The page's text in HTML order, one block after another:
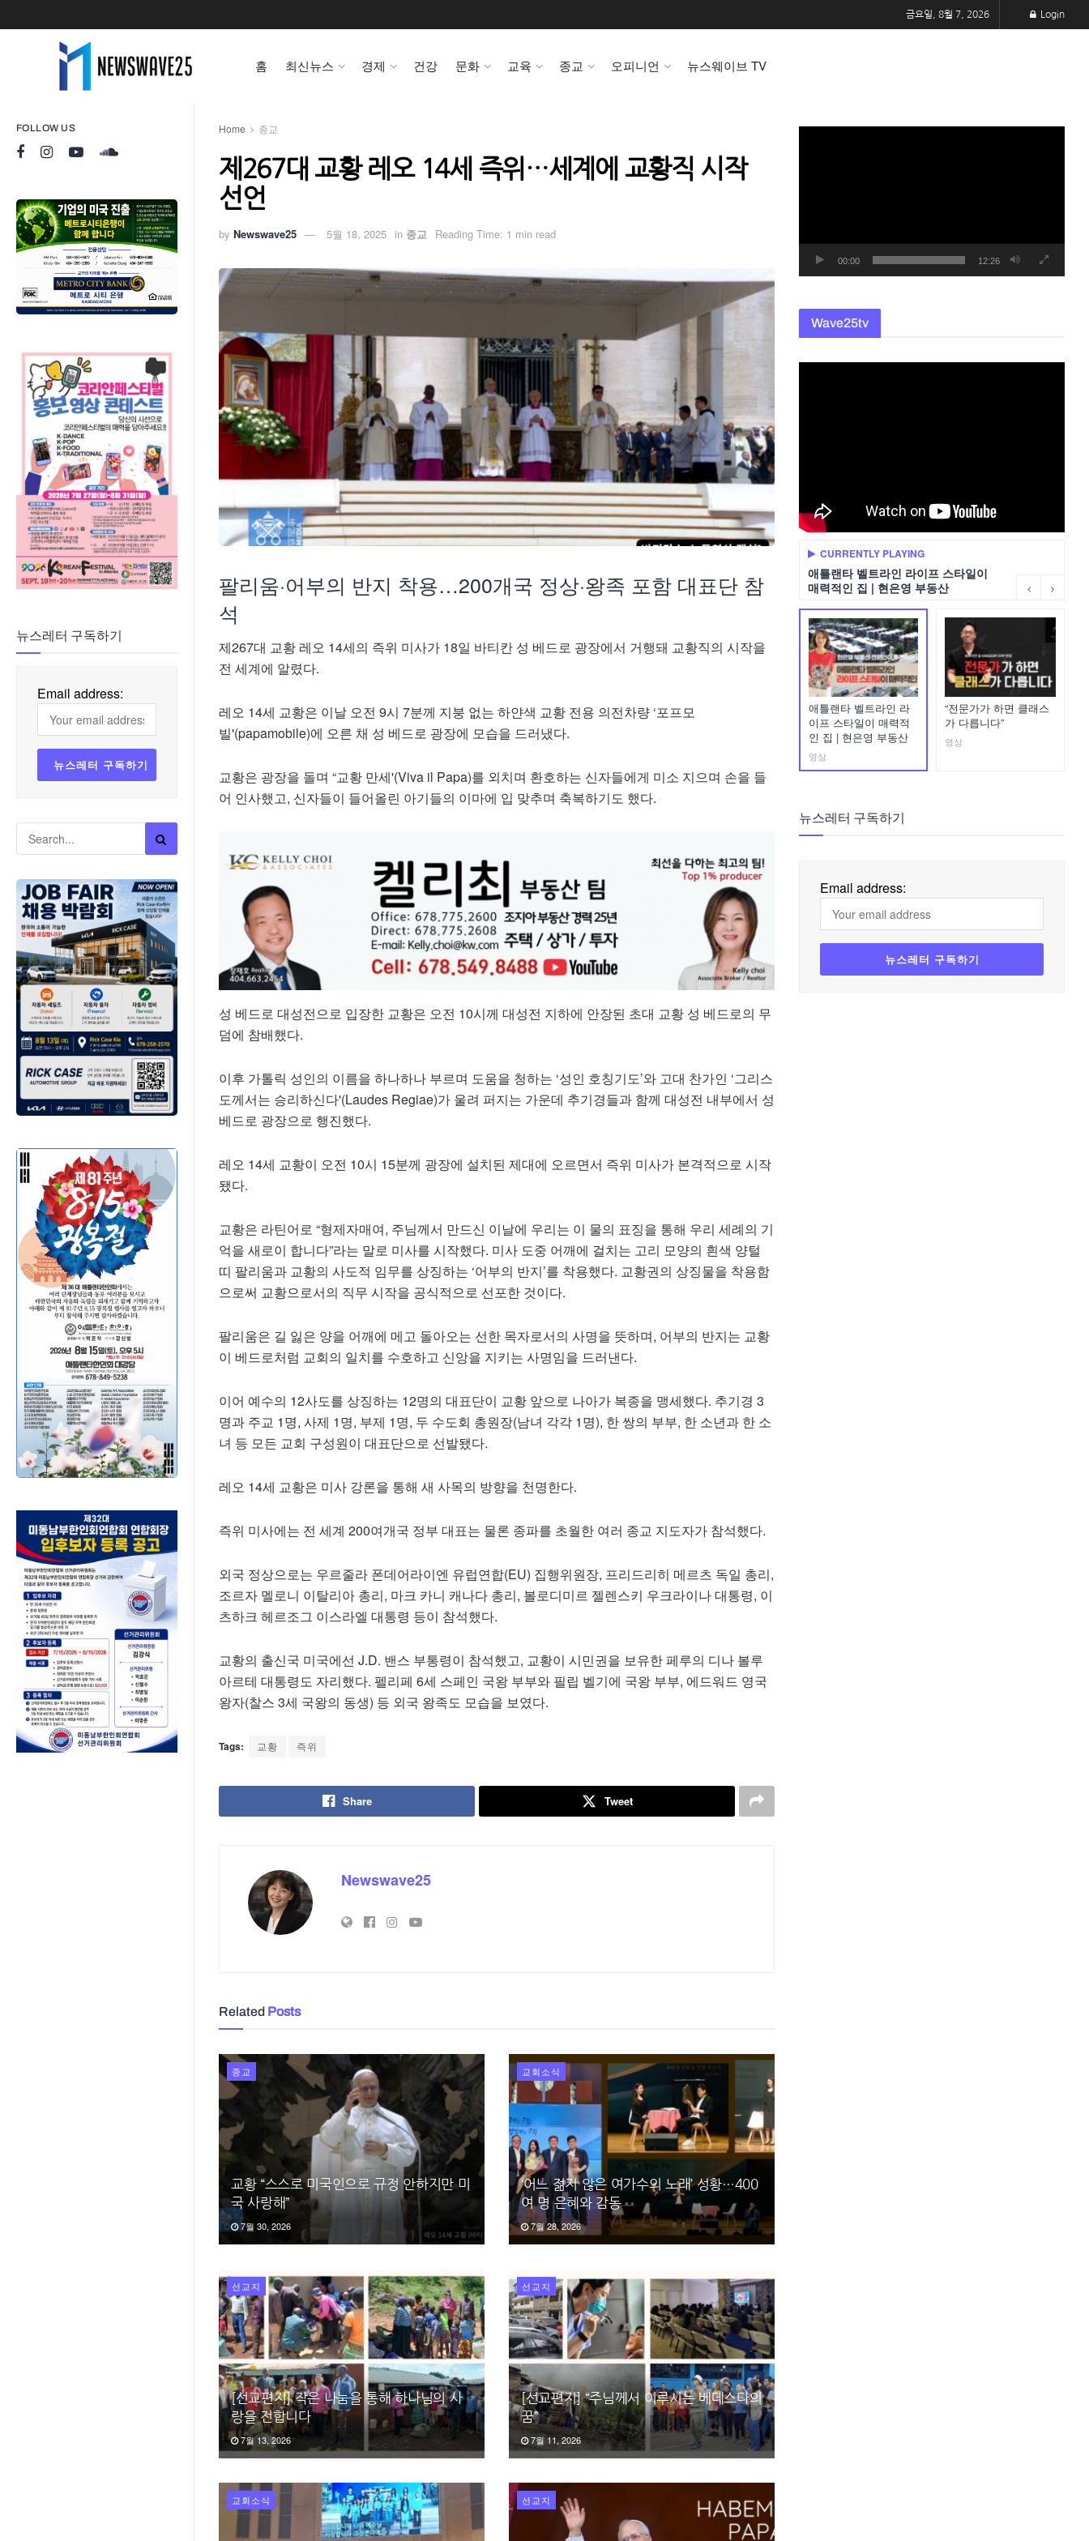
FOLLOW US
뉴스레터 구독하기
Email address:
금요일, 8월 7, 2026 Login
홈 최신뉴스 경제 건강 문화 교육 종교 오피니언 뉴스웨이브 TV
Home 종교
제267대 교황 레오 14세 즉위…세계에 교황직 시작
선언
by Newswave25 5월 18, 2025 in 종교 Reading Time: 1 min read
팔리움·어부의 반지 착용…200개국 정상·왕족 포함 대표단 참
석
제267대 교황 레오 14세의 즉위 미사가 18일 바티칸 성 베드로 광장에서 거행돼 교황직의 시작을
전 세계에 알렸다.
레오 14세 교황은 이날 오전 9시 7분께 지붕 없는 하얀색 교황 전용 의전차량 ‘포프모
빌'(papamobile)에 오른 채 성 베드로 광장에 모습을 드러냈다.
교황은 광장을 돌며 “교황 만세'(Viva il Papa)를 외치며 환호하는 신자들에게 미소 지으며 손을 들
어 인사했고, 신자들이 들어올린 아기들의 이마에 입 맞추며 축복하기도 했다.
성 베드로 대성전으로 입장한 교황은 오전 10시께 대성전 지하에 안장된 초대 교황 성 베드로의 무
덤에 참배했다.
이후 가톨릭 성인의 이름을 하나하나 부르며 도움을 청하는 ‘성인 호칭기도’와 고대 찬가인 ‘그리스
도께서는 승리하신다'(Laudes Regiae)가 울려 퍼지는 가운데 추기경들과 함께 대성전 내부에서 성
베드로 광장으로 행진했다.
레오 14세 교황이 오전 10시 15분께 광장에 설치된 제대에 오르면서 즉위 미사가 본격적으로 시작
됐다.
교황은 라틴어로 “형제자매여, 주님께서 만드신 이날에 우리는 이 물의 표징을 통해 우리 세례의 기
억을 새로이 합니다”라는 말로 미사를 시작했다. 미사 도중 어깨에 걸치는 고리 모양의 흰색 양털
띠 팔리움과 교황의 사도적 임무를 상징하는 ‘어부의 반지’를 착용했다. 교황권의 상징물을 착용함
으로써 교황으로서의 직무 시작을 공식적으로 선포한 것이다.
팔리움은 길 잃은 양을 어깨에 메고 돌아오는 선한 목자로서의 사명을 뜻하며, 어부의 반지는 교황
이 베드로처럼 교회의 일치를 수호하고 신앙을 지키는 사명임을 드러낸다.
이어 예수의 12사도를 상징하는 12명의 대표단이 교황 앞으로 나아가 복종을 맹세했다. 추기경 3
명과 주교 1명, 사제 1명, 부제 1명, 두 수도회 총원장(남녀 각각 1명), 한 쌍의 부부, 한 소년과 한 소
녀 등 모든 교회 구성원이 대표단으로 선발됐다.
레오 14세 교황은 미사 강론을 통해 새 사목의 방향을 천명한다.
즉위 미사에는 전 세계 200여개국 정부 대표는 물론 종파를 초월한 여러 종교 지도자가 참석했다.
외국 정상으로는 우르줄라 폰데어라이엔 유럽연합(EU) 집행위원장, 프리드리히 메르츠 독일 총리,
조르자 멜로니 이탈리아 총리, 마크 카니 캐나다 총리, 볼로디미르 젤렌스키 우크라이나 대통령, 이
츠하크 헤르조그 이스라엘 대통령 등이 참석했다.
교황의 출신국 미국에선 J.D. 밴스 부통령이 참석했고, 교황이 시민권을 보유한 페루의 디나 볼루
아르테 대통령도 자리했다. 펠리페 6세 스페인 국왕 부부와 필립 벨기에 국왕 부부, 에드워드 영국
왕자(찰스 3세 국왕의 동생) 등 외국 왕족도 모습을 보였다.
Tags: 교황 즉위
Share Tweet
Newswave25
Related Posts
종교
교황 “스스로 미국인으로 규정 안하지만 미
국 사랑해”
7월 30, 2026
교회소식
‘어느 젊지 않은 여가수의 노래’ 성황…400
여 명 은혜와 감동
7월 28, 2026
선교지
[선교편지] 작은 나눔을 통해 하나님의 사
랑을 전합니다
7월 13, 2026
선교지
[선교편지] “주님께서 이루시는 베데스다의
꿈”
7월 11, 2026
교회소식 선교지
00:00 12:26
Wave25tv
CURRENTLY PLAYING
애틀랜타 벨트라인 라이프 스타일이
매력적인 집 | 현은영 부동산
애틀랜타 벨트라인 라
이프 스타일이 매력적
인 집 | 현은영 부동산
영상
“전문가가 하면 클래스
가 다릅니다”
영상
뉴스레터 구독하기
Email address: